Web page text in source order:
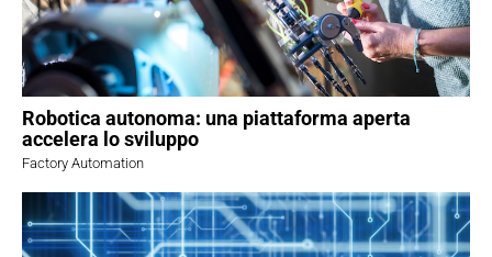
Robotica autonoma: una piattaforma aperta
accelera lo sviluppo
Factory Automation